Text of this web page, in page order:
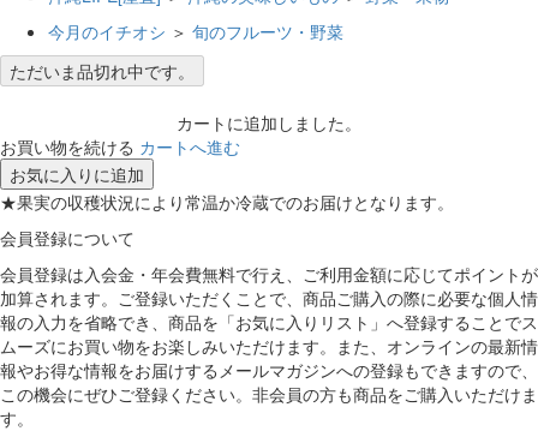
今月のイチオシ ＞ 旬のフルーツ・野菜
ただいま品切れ中です。
カートに追加しました。
お買い物を続ける カートへ進む
お気に入りに追加
★果実の収穫状況により常温か冷蔵でのお届けとなります。
会員登録について
会員登録は入会金・年会費無料で行え、ご利用金額に応じてポイントが
加算されます。ご登録いただくことで、商品ご購入の際に必要な個人情
報の入力を省略でき、商品を「お気に入りリスト」へ登録することでス
ムーズにお買い物をお楽しみいただけます。また、オンラインの最新情
報やお得な情報をお届けするメールマガジンへの登録もできますので、
この機会にぜひご登録ください。非会員の方も商品をご購入いただけま
す。